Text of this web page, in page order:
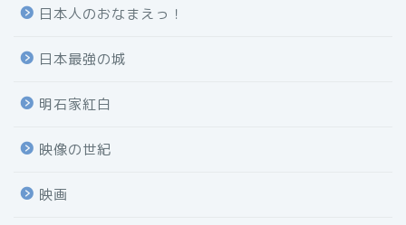
日本人のおなまえっ！
日本最強の城
明石家紅白
映像の世紀
映画